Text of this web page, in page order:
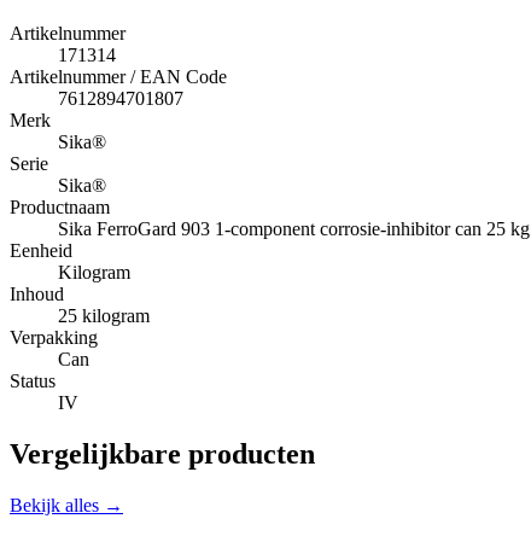
Artikelnummer
171314
Artikelnummer / EAN Code
7612894701807
Merk
Sika®
Serie
Sika®
Productnaam
Sika FerroGard 903 1-component corrosie-inhibitor can 25 kg
Eenheid
Kilogram
Inhoud
25 kilogram
Verpakking
Can
Status
IV
Vergelijkbare producten
Bekijk alles →